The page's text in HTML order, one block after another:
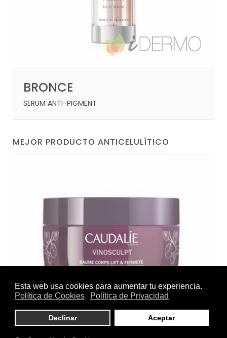
BRONCE
SERUM ANTI-PIGMENT
MEJOR PRODUCTO ANTICELULÍTICO